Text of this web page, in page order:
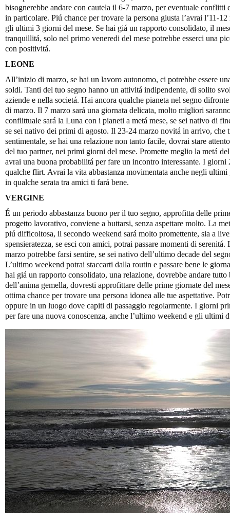
bisognerebbe andare con cautela il 6-7 marzo, per eventuale conflitti
in particolare. Piú chance per trovare la persona giusta l’avrai l’11-
gli ultimi 3 giorni del mese. Se hai giá un rapporto consolidato, il
tranquillitá, solo nel primo veneredi del mese potrebbe esserci una
con positivitá.
LEONE
All’inizio di marzo, se hai un lavoro autonomo, ci potrebbe essere
soldi. Tanti del tuo segno hanno un attivitá indipendente, di solito
aziende e nella societá. Hai ancora qualche pianeta nel segno
di marzo. Il 7 marzo sará una giornata delicata, molto migliori
conflittuale sará la Luna con i pianeti a metá mese, se sei nativo di
se sei nativo dei primi di agosto. Il 23-24 marzo novitá in arrivo, che
sentimentale, se hai una relazione non tanto facile, dovrai stare
del tuo partner, nei primi giorni del mese. Promette meglio la metá
avrai una buona probabilitá per fare un incontro interessante. I
qualche flirt. Avrai la vita abbastanza movimentata anche negli
in qualche serata tra amici ti fará bene.
VERGINE
É un periodo abbastanza buono per il tuo segno, approfitta delle
progetto lavorativo, conviene a buttarsi, senza aspettare molto. La
piú difficoltosa, il secondo weekend sará molto promettente, sia a
spensieratezza, se esci con amici, potrai passare momenti di
marzo potrebbe farsi sentire, se sei nativo dell’ultimo decade del
L’ultimo weekend potrai staccarti dalla routin e passare bene le
hai giá un rapporto consolidato, una relazione, dovrebbe andare tutto
dell’anima gemella, dovresti approfittare delle prime giornate del
ottima chance per trovare una persona idonea alle tue aspettative.
oppure in un luogo dove capiti di passaggio regolarmente. I giorni
per fare una nuova conoscenza, anche l’ultimo weekend e gli ultimi